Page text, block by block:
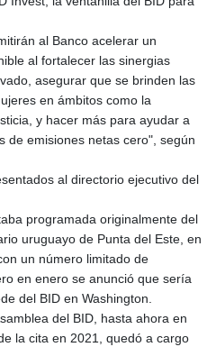
al Banco acelerar un
al fortalecer las sinergias
asegurar que se brinden las
en ámbitos como la
y hacer más para ayudar a
de emisiones netas cero", según
al directorio ejecutivo del
programada originalmente del
uruguayo de Punta del Este, en
un número limitado de
en enero se anunció que sería
del BID en Washington.
del BID, hasta ahora en
la cita en 2021, quedó a cargo